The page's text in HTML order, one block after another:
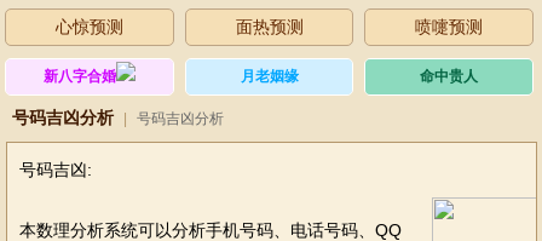
心惊预测 面热预测 喷嚏预测
新八字合婚 月老姻缘 命中贵人
号码吉凶分析 号码吉凶分析
号码吉凶:
本数理分析系统可以分析手机号码、电话号码、QQ